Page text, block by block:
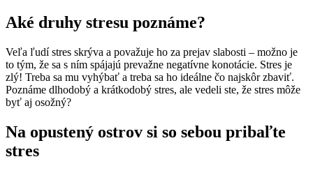
Aké druhy stresu poznáme?
Veľa ľudí stres skrýva a považuje ho za prejav slabosti – možno je
to tým, že sa s ním spájajú prevažne negatívne konotácie. Stres je
zlý! Treba sa mu vyhýbať a treba sa ho ideálne čo najskôr zbaviť.
Poznáme dlhodobý a krátkodobý stres, ale vedeli ste, že stres môže
byť aj osožný?
Na opustený ostrov si so sebou pribaľte
stres